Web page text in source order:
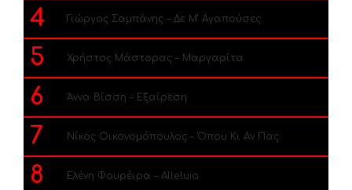
4 Γιώργος Σαμπάνης – Δε Μ’ Αγαπούσες
5 Χρήστος Μάστορας – Μαργαρίτα
6 Άννα Βίσση – Εξαίρεση
7 Νίκος Οικονομόπουλος – Όπου Κι Αν Πας
8 Ελένη Φουρέιρα – Alleluia